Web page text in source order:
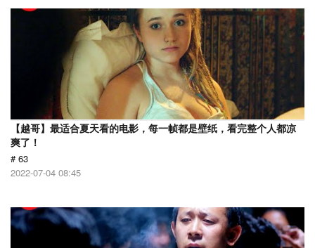
【越哥】最适合夏天看的电影，每一帧都是壁纸，看完整个人都凉
爽了！
# 63
2022-07-04 08:45